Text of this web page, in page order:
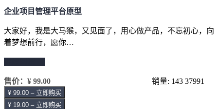
企业项目管理平台原型
大家好，我是大马猴，又见面了，用心做产品，不忘初心，向
着梦想前行，愿你…
售价： ¥ 99.00 销量: 143 37991
¥ 99.00 – 立即购买
¥ 19.00 – 立即购买